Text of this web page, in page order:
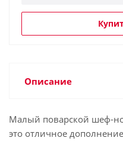
Описание
Малый поварской шеф-
это отличное